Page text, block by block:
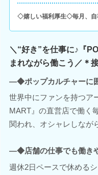
◇嬉しい福利厚生◇毎月、自
＼“好き”を仕事に♪『
まれながら働こう／＊
―◆ポップカルチャーに
世界中にファンを持つア
MART』の直営店で働く
関われ、オシャレしなが
―◆店舗の仕事でも働き
週休2日ペースで休める